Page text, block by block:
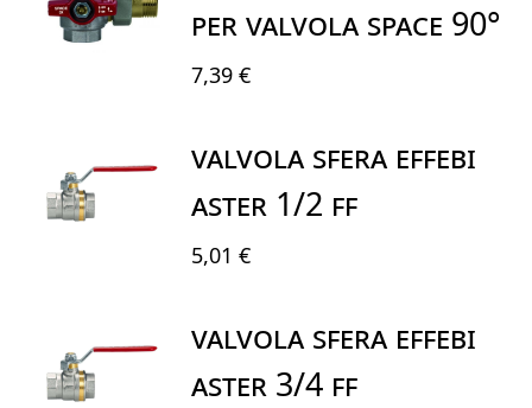
PER VALVOLA SPACE 90°
7,39 €
VALVOLA SFERA EFFEBI
ASTER 1/2 FF
5,01 €
VALVOLA SFERA EFFEBI
ASTER 3/4 FF